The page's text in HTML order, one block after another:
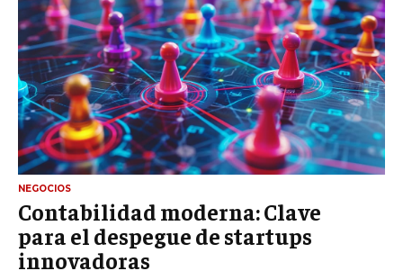
NEGOCIOS
Contabilidad moderna: Clave
para el despegue de startups
innovadoras